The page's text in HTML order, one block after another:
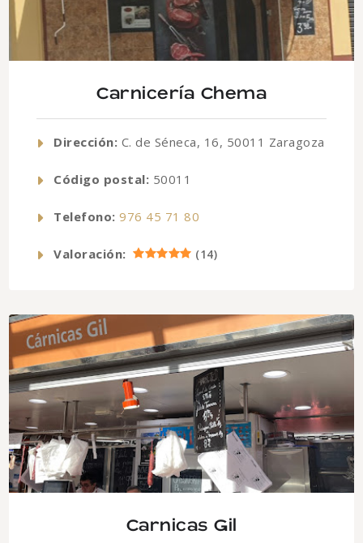
Carnicería Chema
Dirección: C. de Séneca, 16, 50011 Zaragoza
Código postal: 50011
Telefono: 976 45 71 80
Valoración: (14)
Carnicas Gil